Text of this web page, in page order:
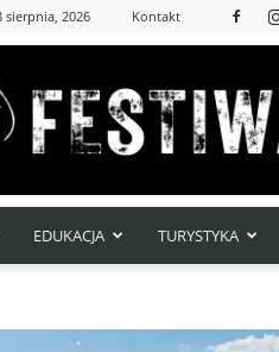
sierpnia, 2026 Kontakt
EDUKACJA TURYSTYKA